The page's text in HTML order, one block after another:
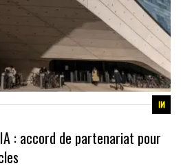
: accord de partenariat pour